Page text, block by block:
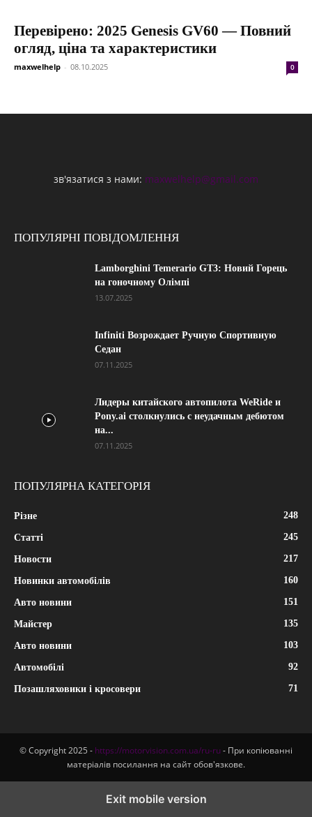
Перевірено: 2025 Genesis GV60 — Повний
огляд, ціна та характеристики
maxwelhelp - 08.10.2025 0
зв'язатися з нами: maxwelhelp@gmail.com
ПОПУЛЯРНІ ПОВІДОМЛЕННЯ
Lamborghini Temerario GT3: Новий Горець
на гоночному Олімпі
13.07.2025
Infiniti Возрождает Ручную Спортивную
Седан
07.11.2025
Лидеры китайского автопилота WeRide и
Pony.ai столкнулись с неудачным дебютом
на...
07.11.2025
ПОПУЛЯРНА КАТЕГОРІЯ
Різне 248
Статті 245
Новости 217
Новинки автомобілів 160
Авто новини 151
Майстер 135
Авто новини 103
Автомобілі 92
Позашляховики і кросовери 71
© Copyright 2025 - https://motorvision.com.ua/ru-ru- При копіюванні
матеріалів посилання на сайт обов'язкове.
Exit mobile version